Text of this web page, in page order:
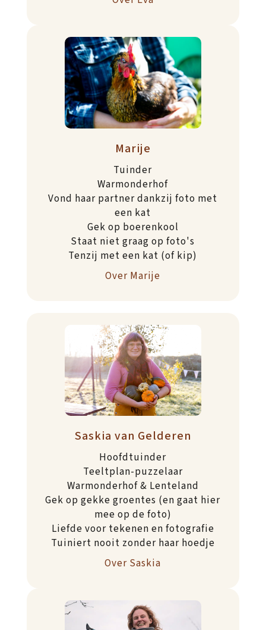
Marije
Tuinder
Warmonderhof
Vond haar partner dankzij foto met
een kat
Gek op boerenkool
Staat niet graag op foto's
Tenzij met een kat (of kip)
Over Marije
Saskia van Gelderen
Hoofdtuinder
Teeltplan-puzzelaar
Warmonderhof & Lenteland
Gek op gekke groentes (en gaat hier
mee op de foto)
Liefde voor tekenen en fotografie
Tuiniert nooit zonder haar hoedje
Over Saskia